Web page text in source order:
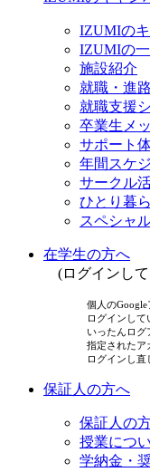
IZUMIの
IZUMIの一
施設紹介
就職・進
就職支援
卒業生メ
サポート
年間スケ
サークル
ひとり暮
スペシャ
在学生の方へ
(ログインし
個人の
ログインして
いったんログ
指定されたア
ログインし直
保証人の方へ
保証人の
授業につ
学納金・